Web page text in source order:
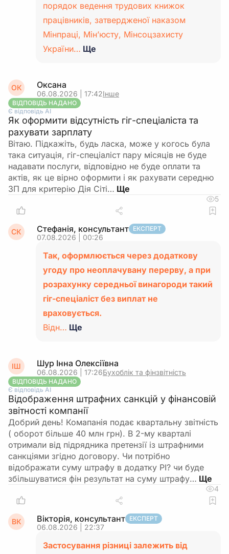
порядок ведення трудових книжок
працівників, затвердженої наказом
Мінпраці, Мін’юсту, Мінсоцзахисту
України… Ще
ОК Оксана
06.08.2026 | 17:42Інше
ВІДПОВІДЬ НАДАНО
Є відповідь АІ
Як оформити відсутність гіг-спеціаліста та
рахувати зарплату
Вітаю. Підкажіть, будь ласка, може у когось була
така ситуація, гіг-спеціаліст пару місяців не буде
надавати послуги, відповідно не буде оплати та
актів, як це вірно оформити і як рахувати середню
ЗП для критерію Дія Сіті…
5
СК Стефанія, консультант ЕКСПЕРТ
07.08.2026 | 00:26
Так, оформлюється через додаткову
угоду про неоплачувану перерву, а при
розрахунку середньої винагороди такий
гіг-спеціаліст без виплат не
враховується.
Відн… Ще
ІШ Шур Інна Олексіївна
06.08.2026 | 17:26Бухоблік та фінзвітність
ВІДПОВІДЬ НАДАНО
Є відповідь АІ
Відображення штрафних санкцій у фінансовій
звітності компанії
Добрий день! Комапанія подає квартальну звітність
( оборот більше 40 млн грн). В 2-му кварталі
отримали від підрядника претензії із штрафними
санкціями згідно договору. Чи потрібно
відображати суму штрафу в додатку РІ? чи буде
збільшуватися фін результат на суму штрафу…
4
ВК Вікторія, консультант ЕКСПЕРТ
06.08.2026 | 22:37
Застосування різниці залежить від